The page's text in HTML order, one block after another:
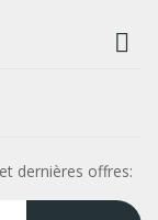

dernières offres: